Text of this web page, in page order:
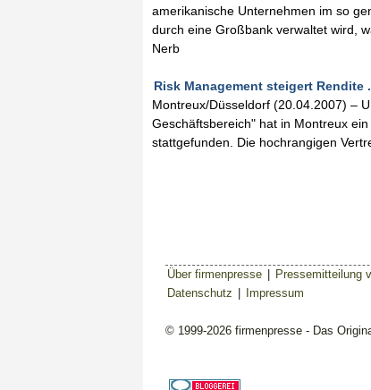
amerikanische Unternehmen im so
durch eine Großbank verwaltet wird,
Nerb
Risk Management steigert Rendite
Montreux/Düsseldorf (20.04.2007) –
Geschäftsbereich" hat in Montreux
stattgefunden. Die hochrangigen
Über firmenpresse Pressemitteilung
Datenschutz
Impressum
© 1999-2026 firmenpresse - Das